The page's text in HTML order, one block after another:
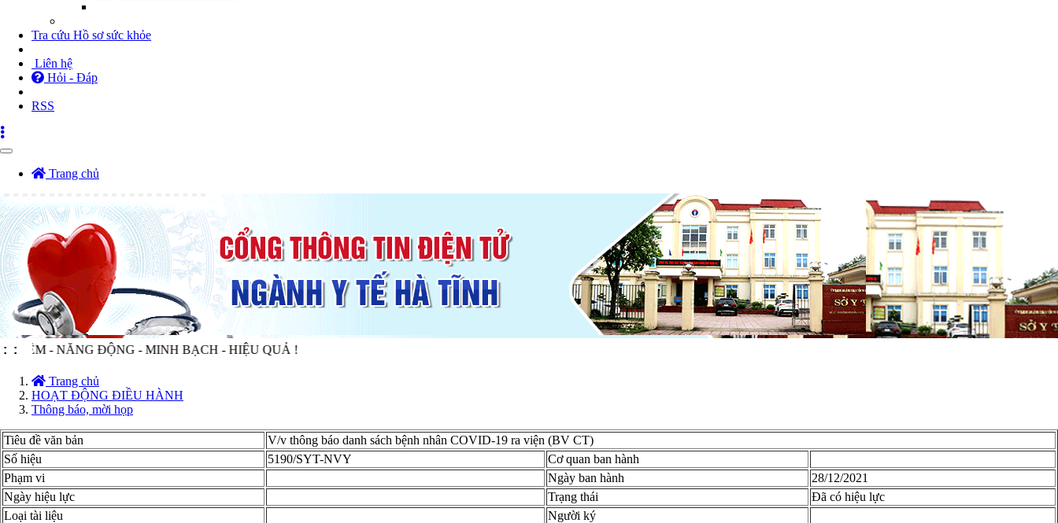
Tra cứu Hồ sơ sức khỏe
Liên hệ
Hỏi - Đáp
RSS
Toggle
navigationTrang chủ
: :
- NĂNG ĐỘNG - MINH BẠCH - HIỆU QUẢ !
Trang chủ
HOẠT ĐỘNG ĐIỀU HÀNH
Thông báo, mời họp
Tiêu đề văn bản
V/v thông báo danh sách bệnh nhân COVID-19 ra viện (BV CT)
Số hiệu
5190/SYT-NVY
Cơ quan ban hành
Phạm vi
Ngày ban hành
28/12/2021
Ngày hiệu lực
Trạng thái
Đã có hiệu lực
Loại tài liệu
Người ký